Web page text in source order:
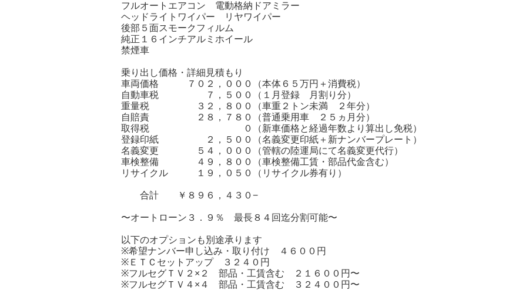
フルオートエアコン 電動格納ドアミラー
ヘッドライトワイパー リヤワイパー
後部５面スモークフィルム
純正１６インチアルミホイール
禁煙車
乗り出し価格・詳細見積もり
車両価格 ７０２，０００（本体６５万円＋消費税）
自動車税 ７，５００（１月登録 月割り分）
重量税 ３２，８００（車重２トン未満 ２年分）
自賠責 ２８，７８０（普通乗用車 ２５ヵ月分）
取得税 ０（新車価格と経過年数より算出し免税）
登録印紙 ２，５００（名義変更印紙＋新ナンバープレート）
名義変更 ５４，０００（管轄の陸運局にて名義変更代行）
車検整備 ４９，８００（車検整備工賃・部品代金含む）
リサイクル １９，０５０（リサイクル券有り）
合計 ￥８９６，４３０−
〜オートローン３．９％ 最長８４回迄分割可能〜
以下のオプションも別途承ります
※希望ナンバー申し込み・取り付け ４６００円
※ＥＴＣセットアップ ３２４０円
※フルセグＴＶ２×２ 部品・工賃含む ２１６００円〜
※フルセグＴＶ４×４ 部品・工賃含む ３２４００円〜